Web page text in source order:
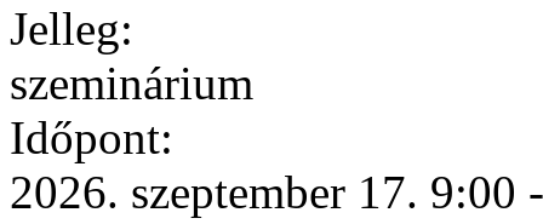
Jelleg:
szeminárium
Időpont:
2026. szeptember 17. 9:00